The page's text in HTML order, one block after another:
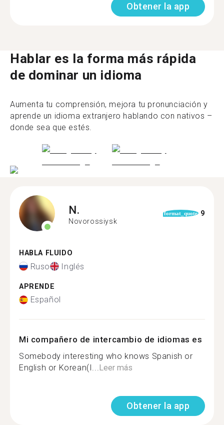
Obtener la app
Hablar es la forma más rápida
de dominar un idioma
Aumenta tu comprensión, mejora tu pronunciación y
aprende un idioma extranjero hablando con nativos –
donde sea que estés.
N.
Novorossiysk
format_quote 9
HABLA FLUIDO
Ruso Inglés
APRENDE
Español
Mi compañero de intercambio de idiomas es
Somebody interesting who knows Spanish or
English or Korean(I...Leer más
Obtener la app